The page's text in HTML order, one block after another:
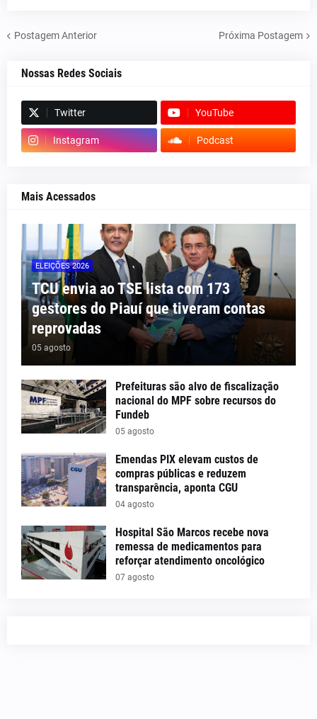
Postagem Anterior Próxima Postagem
Nossas Redes Sociais
Twitter YouTube
Instagram Podcast
Mais Acessados
ELEIÇÕES 2026
TCU envia ao TSE lista com 173
gestores do Piauí que tiveram contas
reprovadas
05 agosto
Prefeituras são alvo de fiscalização
nacional do MPF sobre recursos do
Fundeb
05 agosto
Emendas PIX elevam custos de
compras públicas e reduzem
transparência, aponta CGU
04 agosto
Hospital São Marcos recebe nova
remessa de medicamentos para
reforçar atendimento oncológico
07 agosto